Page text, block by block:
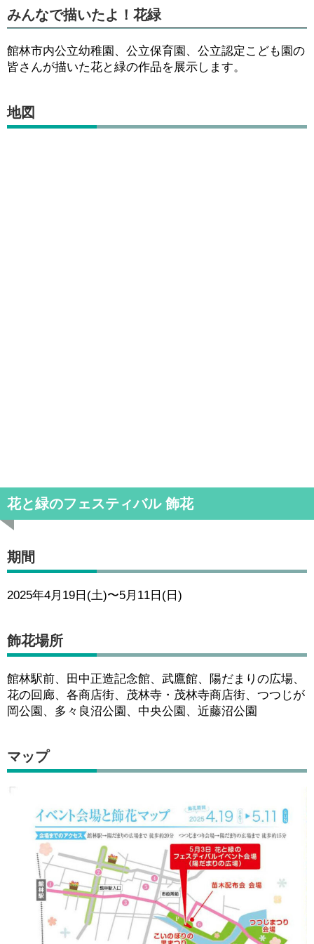
みんなで描いたよ！花緑
館林市内公立幼稚園、公立保育園、公立認定こども園の
皆さんが描いた花と緑の作品を展示します。
地図
花と緑のフェスティバル 飾花
期間
2025年4月19日(土)〜5月11日(日)
飾花場所
館林駅前、田中正造記念館、武鷹館、陽だまりの広場、
花の回廊、各商店街、茂林寺・茂林寺商店街、つつじが
岡公園、多々良沼公園、中央公園、近藤沼公園
マップ